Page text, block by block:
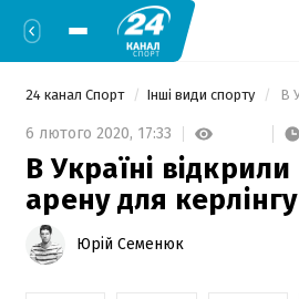
24 канал Спорт Інші види спорту
6 лютого 2020, 17:33
В Україні
арену для керлінгу
Юрій Семенюк